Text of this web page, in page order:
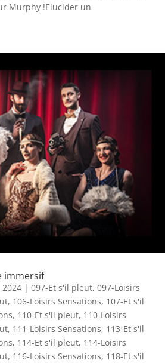
Murphy !Elucider un
immersif
2024 | 097-Et s'il pleut, 097-Loisirs
, 106-Loisirs Sensations, 107-Et s'il
, 110-Et s'il pleut, 110-Loisirs
, 111-Loisirs Sensations, 113-Et s'il
, 114-Et s'il pleut, 114-Loisirs
, 116-Loisirs Sensations, 118-Et s'il